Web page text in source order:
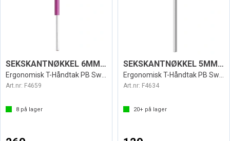
SEKSKANTNØKKEL 6MM SPIN SWISS
Art.nr: F4659
8 på lager
SEKSKANTNØKKEL 5MM T SWISS 207L
Art.nr: F4634
20+ på lager